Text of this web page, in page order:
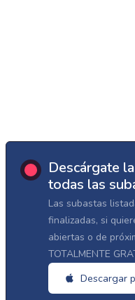
Descárgate
todas las
Las subastas
finalizadas, si
abiertas o de
TOTALMENTE
Descargar